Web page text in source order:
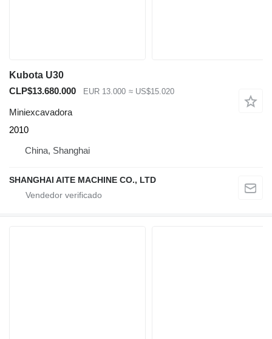
Kubota U30
CLP$13.680.000
EUR 13.000 ≈ US$15.020
Miniexcavadora
2010
China, Shanghai
SHANGHAI AITE MACHINE CO., LTD